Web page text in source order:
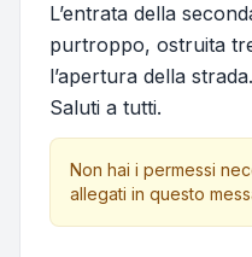
L’entrata della
purtroppo, ostruita
l’apertura della strada.
Saluti a tutti.
Non hai i permessi
allegati in questo